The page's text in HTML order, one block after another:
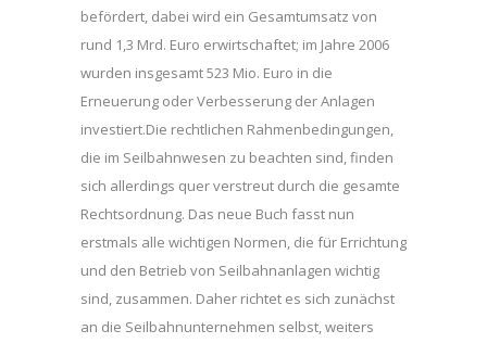
befördert, dabei wird ein Gesamtumsatz von
rund 1,3 Mrd. Euro erwirtschaftet; im Jahre 2006
wurden insgesamt 523 Mio. Euro in die
Erneuerung oder Verbesserung der Anlagen
investiert.Die rechtlichen Rahmenbedingungen,
die im Seilbahnwesen zu beachten sind, finden
sich allerdings quer verstreut durch die gesamte
Rechtsordnung. Das neue Buch fasst nun
erstmals alle wichtigen Normen, die für Errichtung
und den Betrieb von Seilbahnanlagen wichtig
sind, zusammen. Daher richtet es sich zunächst
an die Seilbahnunternehmen selbst, weiters